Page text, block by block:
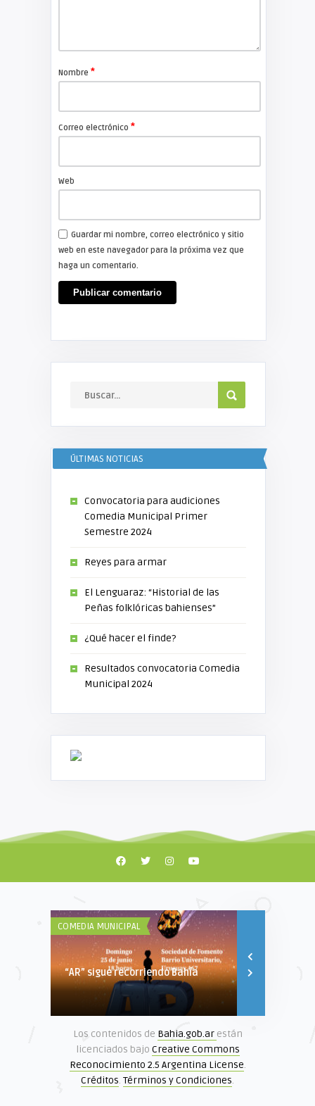
Nombre *
Correo electrónico *
Web
Guardar mi nombre, correo electrónico y sitio
web en este navegador para la próxima vez que
haga un comentario.
ÚLTIMAS NOTICIAS
Convocatoria para audiciones
Comedia Municipal Primer
Semestre 2024
Reyes para armar
El Lenguaraz: “Historial de las
Peñas folklóricas bahienses”
¿Qué hacer el finde?
Resultados convocatoria Comedia
Municipal 2024
COMEDIA MUNICIPAL
“AR” sigue recorriendo Bahía
Los contenidos de Bahia.gob.ar están
licenciados bajo Creative Commons
Reconocimiento 2.5 Argentina License.
Créditos. Términos y Condiciones.